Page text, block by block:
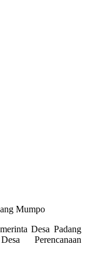
Mumpo
Desa Padang
Perencanaan